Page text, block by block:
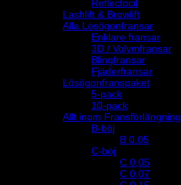
Reflectocil
Lashlift & Browlift
Alla Lösögonfransar
Enklare fransar
3D / Volymfransar
Blingfransar
Fjäderfransar
Lösögonfranspaket
5-pack
10-pack
Allt inom Fransförlängning
B-böj
B 0.05
C-böj
C 0,05
C 0,07